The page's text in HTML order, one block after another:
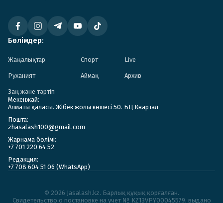
Бөлімдер:
Жаңалықтар Спорт Live
Руханият Аймақ Архив
Заң және тәртіп
Мекенжай:
Алматы қаласы. Жібек жолы көшесі 50. БЦ Квартал
Пошта:
zhasalash100@gmail.com
Жарнама бөлімі:
+7 701 220 64 52
Редакция:
+7 708 604 51 06 (WhatsApp)
© 2026 Jasalash.kz. Барлық құқық қорғалған.
Cвидетельство о постановке на учет № KZ13VPY00045579, выдано